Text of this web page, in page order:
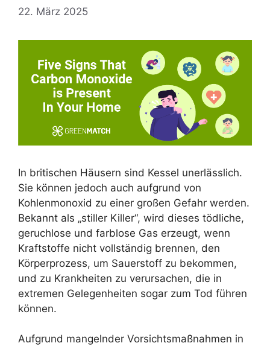
22. März 2025
In britischen Häusern sind Kessel unerlässlich.
Sie können jedoch auch aufgrund von
Kohlenmonoxid zu einer großen Gefahr werden.
Bekannt als „stiller Killer“, wird dieses tödliche,
geruchlose und farblose Gas erzeugt, wenn
Kraftstoffe nicht vollständig brennen, den
Körperprozess, um Sauerstoff zu bekommen,
und zu Krankheiten zu verursachen, die in
extremen Gelegenheiten sogar zum Tod führen
können.
Aufgrund mangelnder Vorsichtsmaßnahmen in